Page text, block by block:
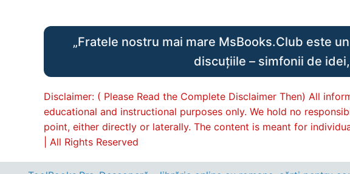
„Fratele nostru mai mare MsBooks.Club este
discuțiile – simfonii de
Disclaimer: ( Please Read the Complete Disclaimer Then) All
educational and instructional purposes only. We hold no
point, either directly or laterally. The content is meant for
| All Rights Reserved